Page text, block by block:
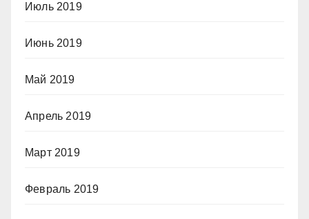
Июль 2019
Июнь 2019
Май 2019
Апрель 2019
Март 2019
Февраль 2019